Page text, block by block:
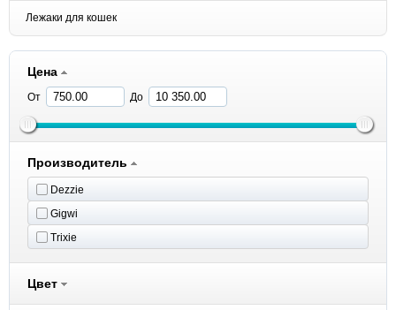
Лежаки для кошек
Цена
От До
Производитель
Dezzie
Gigwi
Trixie
Цвет